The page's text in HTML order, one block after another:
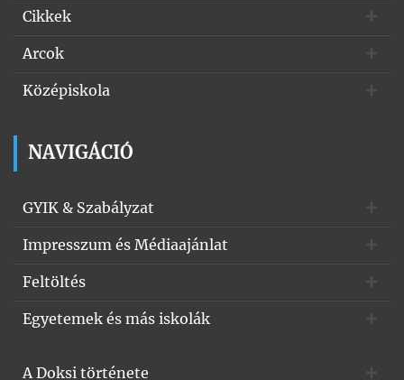
Cikkek
Arcok
Középiskola
NAVIGÁCIÓ
GYIK & Szabályzat
Impresszum és Médiaajánlat
Feltöltés
Egyetemek és más iskolák
A Doksi története